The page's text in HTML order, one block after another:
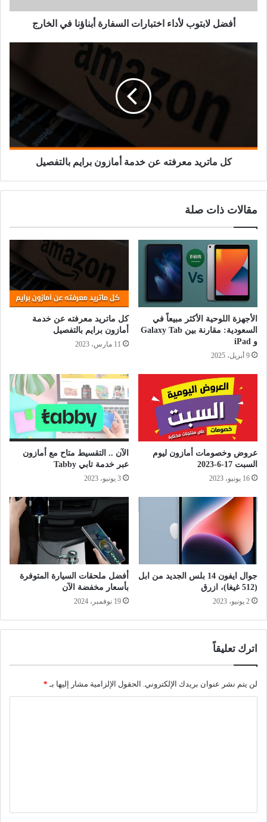
أفضل لابتوب لأداء اختبارات السفارة أبناؤنا في الخارج
كل ماتريد معرفته عن خدمة أمازون برايم بالتفصيل
مقالات ذات صلة
الأجهزة اللوحية الأكثر مبيعاً في
السعودية: مقارنة بين Galaxy Tab
و iPad
9 أبريل، 2025
كل ماتريد معرفته عن خدمة
أمازون برايم بالتفصيل
11 مارس، 2023
عروض وخصومات أمازون ليوم
السبت 17-6-2023
16 يونيو، 2023
الآن .. التقسيط متاح مع أمازون
عبر خدمة تابي Tabby
3 يونيو، 2023
جوال ايفون 14 بلس الجديد من ابل
(512 غيغا)، ازرق
2 يونيو، 2023
أفضل ملحقات السيارة المتوفرة
بأسعار مخفضة الآن
19 نوفمبر، 2024
اترك تعليقاً
لن يتم نشر عنوان بريدك الإلكتروني. الحقول الإلزامية مشار إليها بـ *
ق